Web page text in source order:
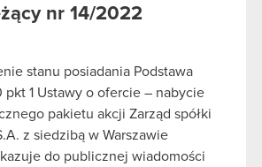
nr 14/2022
stanu posiadania Podstawa
pkt 1 Ustawy o ofercie – nabycie
pakietu akcji Zarząd spółki
z siedzibą w Warszawie
do publicznej wiadomości